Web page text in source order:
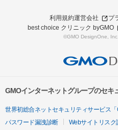
利用規約運営会社
プ
best choice クリニック byGMO
©GMO DesignOne,
GMOインターネットグループのセキ
世界初総合ネットセキュリティサービス「
パスワード漏洩診断
Webサイトリスク